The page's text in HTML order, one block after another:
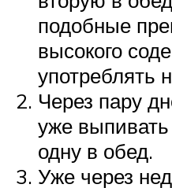
подобные
высокого
употреблять
Через пару
уже
одну в обед.
Уже через